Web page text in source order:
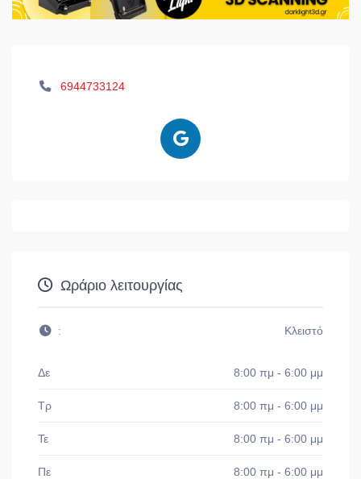
6944733124
Ωράριο λειτουργίας
: Κλειστό
Δε 8:00 πμ - 6:00 μμ
Τρ 8:00 πμ - 6:00 μμ
Τε 8:00 πμ - 6:00 μμ
Πε 8:00 πμ - 6:00 μμ